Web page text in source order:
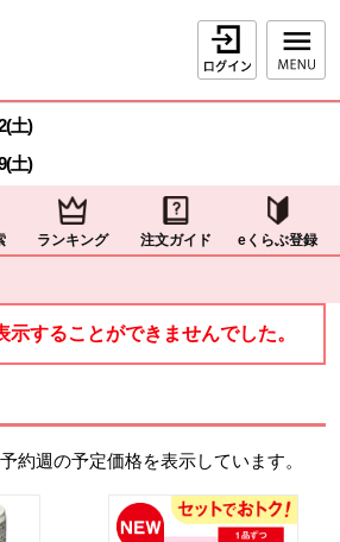
ログイン
ューです。
キップする
土)
土)
ランキング 注文ガイド eくらぶ登録
示することができませんでした。
約週の予定価格を表示しています。